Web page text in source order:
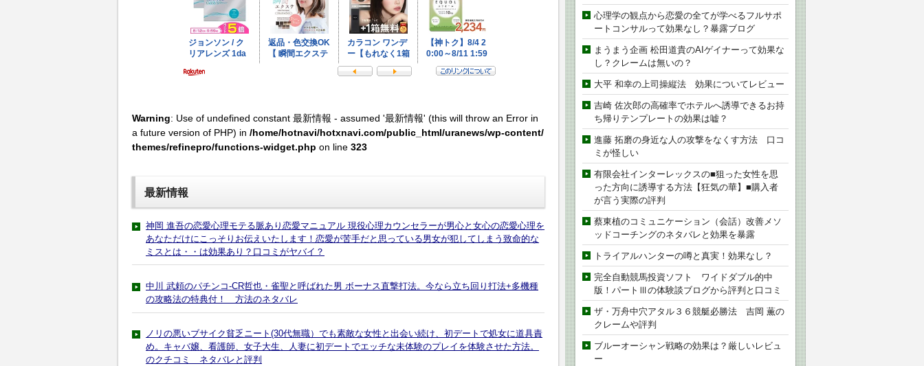
Warning: Use of undefined constant 最新情報 - assumed '最新情報' (this will throw an Error in
a future version of PHP) in /home/hotnavi/hotxnavi.com/public_html/uranews/wp-content/
themes/refinepro/functions-widget.php on line 323
最新情報
神岡 進吾の恋愛心理モテる脈あり恋愛マニュアル 現役心理カウンセラーが男心と女心の恋愛心理を
あなただけにこっそりお伝えいたします！恋愛が苦手だと思っている男女が犯してしまう致命的な
ミスとは・・は効果あり？口コミがヤバイ？
中川 武頼のパチンコ-CR哲也・雀聖と呼ばれた男 ボーナス直撃打法。今なら立ち回り打法+多機種
の攻略法の特典付！ 方法のネタバレ
ノリの悪いブサイク貧乏ニート(30代無職）でも素敵な女性と出会い続け、初デートで処女に道具責
め。キャバ嬢、看護師、女子大生、人妻に初デートでエッチな未体験のプレイを体験させた方法。
のクチコミ ネタバレと評判
心理学の観点から恋愛の全てが学べるフルサポ
ートコンサルって効果なし？暴露ブログ
まうまう企画 松田道貴のAIゲイナーって効果な
し？クレームは無いの？
大平 和幸の上司操縦法 効果についてレビュー
吉崎 佐次郎の高確率でホテルへ誘導できるお持
ち帰りテンプレートの効果は嘘？
進藤 拓磨の身近な人の攻撃をなくす方法 口コ
ミが怪しい
有限会社インターレックスの■狙った女性を思
った方向に誘導する方法【狂気の華】■購入者
が言う実際の評判
蔡東植のコミュニケーション（会話）改善メソ
ッドコーチングのネタバレと効果を暴露
トライアルハンターの噂と真実！効果なし？
完全自動競馬投資ソフト ワイドダブル的中
版！パートⅢの体験談ブログから評判と口コミ
ザ・万舟中穴アタル３６競艇必勝法 吉岡 薫の
クレームや評判
ブルーオーシャン戦略の効果は？厳しいレビュ
ー